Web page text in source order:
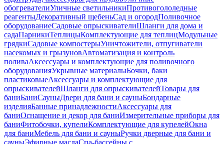
обогревателиУличные светильникиПротивогололедные
реагентыДекоративный щебеньСад и огородПоливочное
оборудованиеСадовые опрыскивателиШланги для дома и
садаПарникиТеплицыКомплектующие для теплицМодульные
грядкиСадовые компостерыУничтожители, отпугиватели
насекомых и грызуновАвтоматизация и контроль
поливаАксессуары и комплектующие для поливочного
оборудованияУкрывные материалыБочки, баки
пластиковыеАксессуары и комплектующие для
опрыскивателейШланги для опрыскивателейТовары для
баниБаниСауныДвери для бани и сауныБондарные
изделияБанные принадлежностиАксессуары для
баниОснащение и декор для баниИзмерительные приборы для
баниФитобочки, купелиКомплектующие для купелейОкна
для баниМебель для бани и сауныРучки дверные для бани и
сауныЭфирные маслаСпа-бассейны с